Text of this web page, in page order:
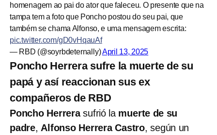
homenagem ao pai do ator que faleceu. O presente que na
tampa tem a foto que Poncho postou do seu pai, que
também se chama Alfonso, e uma mensagem escrita:
pic.twitter.com/gD0vHqauAf
— RBD (@soyrbdeternally)April 13, 2025
Poncho Herrera sufre la muerte de su
papá y así reaccionan sus ex
compañeros de RBD
Poncho Herrerasufrió la muerte de su
padre, Alfonso Herrera Castro, según un